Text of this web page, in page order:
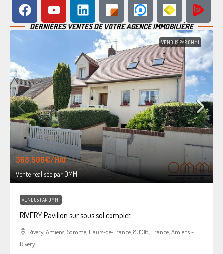
DERNIÈRES VENTES DE VOTRE AGENCE IMMOBILIÈRE
VENDUS PAR OMMI
368.500€/HAI
Vente réalisée par OMMI
VENDUS PAR OMMI
RIVERY Pavillon sur sous sol complet
Rivery, Amiens, Somme, Hauts-de-France, 80136, France, Amiens -
Rivery